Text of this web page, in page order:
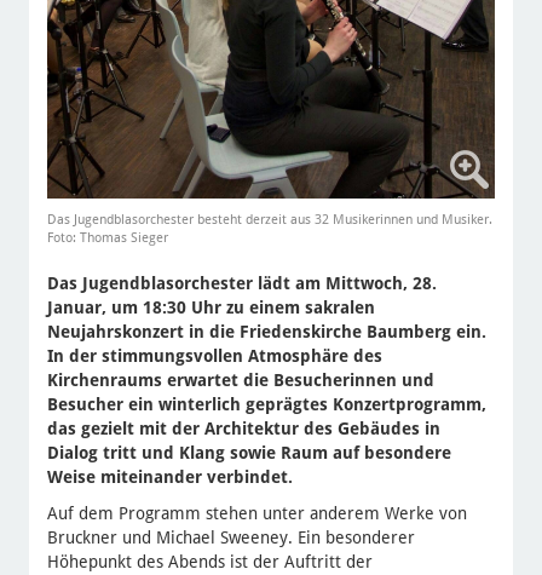
Das Jugendblasorchester besteht derzeit aus 32 Musikerinnen und Musiker.
Foto: Thomas Sieger
Das Jugendblasorchester lädt am Mittwoch, 28.
Januar, um 18:30 Uhr zu einem sakralen
Neujahrskonzert in die Friedenskirche Baumberg ein.
In der stimmungsvollen Atmosphäre des
Kirchenraums erwartet die Besucherinnen und
Besucher ein winterlich geprägtes Konzertprogramm,
das gezielt mit der Architektur des Gebäudes in
Dialog tritt und Klang sowie Raum auf besondere
Weise miteinander verbindet.
Auf dem Programm stehen unter anderem Werke von
Bruckner und Michael Sweeney. Ein besonderer
Höhepunkt des Abends ist der Auftritt der